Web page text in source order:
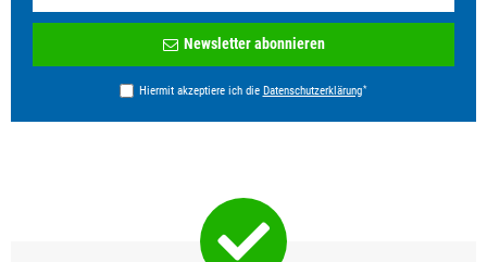
Newsletter abonnieren
Hiermit akzeptiere ich die Daten­schutz­erklärung*